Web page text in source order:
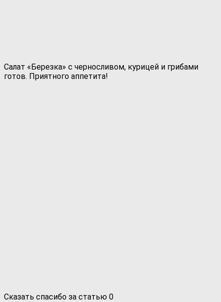
Салат «Березка» с черносливом, курицей и грибами
готов. Приятного аппетита!
Сказать спасибо за статью 0